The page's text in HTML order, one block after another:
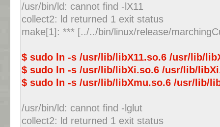
/usr/bin/ld: cannot find -lX11
collect2: ld returned 1 exit status
make[1]: *** [../../bin/linux/release/
$ sudo ln -s /usr/lib/libX11.so.6 /usr/lib/
$ sudo ln -s /usr/lib/libXi.so.6 /usr/lib/
$ sudo ln -s /usr/lib/libXmu.so.6 /usr/lib/
/usr/bin/ld: cannot find -lglut
collect2: ld returned 1 exit status